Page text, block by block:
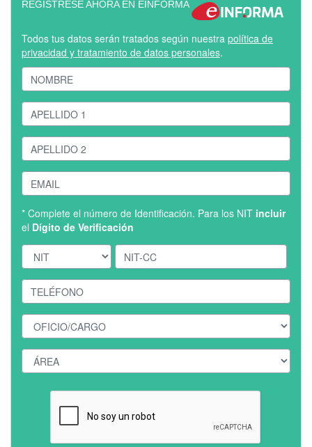
REGÍSTRESE AHORA EN EINFORMA
Todos tus datos serán tratados según nuestra política de
privacidad y tratamiento de datos personales.
* Complete el número de Identificación. Para los NIT incluir
el Dígito de Verificación